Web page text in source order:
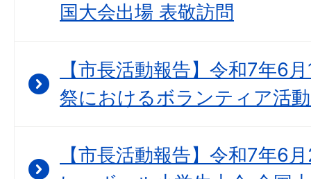
国大会出場 表敬訪問
【市長活動報告】令和7年6
祭におけるボランティア活
【市長活動報告】令和7年6